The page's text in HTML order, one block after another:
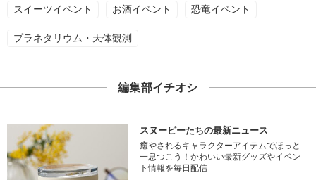
スイーツイベント お酒イベント 恐竜イベント
プラネタリウム・天体観測
編集部イチオシ
スヌーピーたちの最新ニュース
癒やされるキャラクターアイテムでほっと
一息つこう！かわいい最新グッズやイベン
ト情報を毎日配信